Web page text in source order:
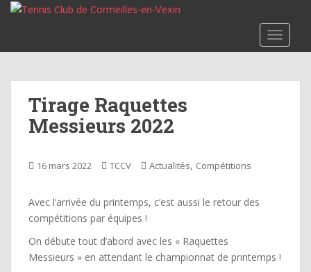
p
Tirage Raquettes
Messieurs 2022
16 mars 2022 TCCV Actualités, Compétitions
Avec l’arrivée du printemps, c’est aussi le retour des
compétitions par équipes !
On débute tout d’abord avec les « Raquettes
Messieurs » en attendant le championnat de printemps !